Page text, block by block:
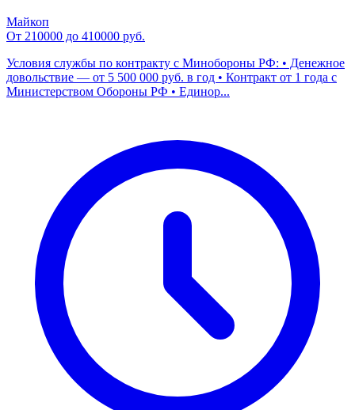
Майкоп
От 210000 до 410000 руб.
Условия службы по контракту с Минобороны РФ: • Денежное
довольствие — от 5 500 000 руб. в год • Контракт от 1 года с
Министерством Обороны РФ • Единор...